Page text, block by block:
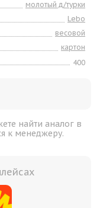
молотый д/турки
Lebo
весовой
картон
400
найти аналог в
к менеджеру.